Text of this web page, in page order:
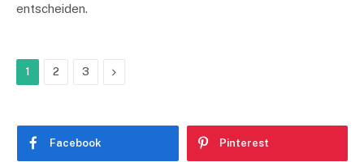
entscheiden.
1 2 3 Next
Facebook Pinterest